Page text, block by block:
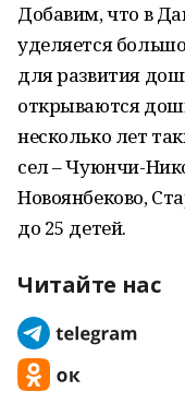
Добавим, что в
уделяется
для развития
открываются
несколько лет
сел – Чуюнчи-
Новоянбеково,
до 25 детей.
Читайте нас